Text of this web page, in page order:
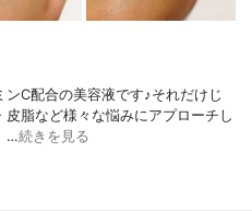
C配合の美容液です♪それだけじ
脂など様々な悩みにアプローチし
…続きを見る